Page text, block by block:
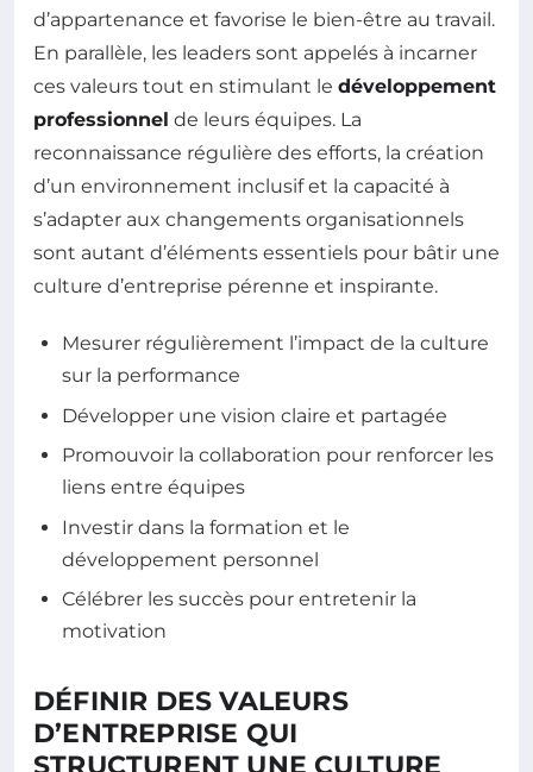
d’appartenance et favorise le bien-être au travail.
En parallèle, les leaders sont appelés à incarner
ces valeurs tout en stimulant le développement
professionnel de leurs équipes. La
reconnaissance régulière des efforts, la création
d’un environnement inclusif et la capacité à
s’adapter aux changements organisationnels
sont autant d’éléments essentiels pour bâtir une
culture d’entreprise pérenne et inspirante.
Mesurer régulièrement l’impact de la culture
sur la performance
Développer une vision claire et partagée
Promouvoir la collaboration pour renforcer les
liens entre équipes
Investir dans la formation et le
développement personnel
Célébrer les succès pour entretenir la
motivation
DÉFINIR DES VALEURS
D’ENTREPRISE QUI
STRUCTURENT UNE CULTURE